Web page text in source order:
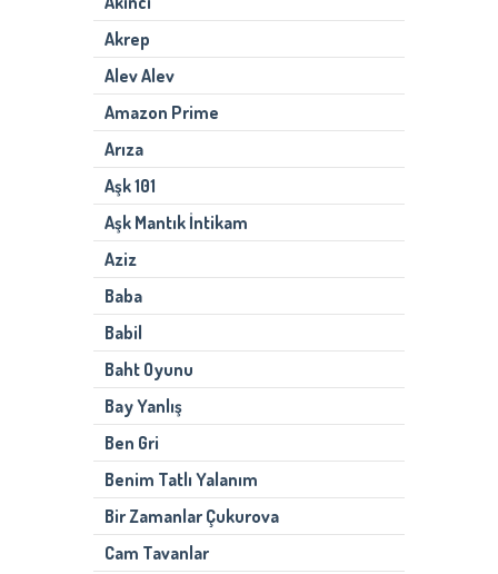
Akrep
Alev Alev
Amazon Prime
Arıza
Aşk 101
Aşk Mantık İntikam
Aziz
Baba
Babil
Baht Oyunu
Bay Yanlış
Ben Gri
Benim Tatlı Yalanım
Bir Zamanlar Çukurova
Cam Tavanlar